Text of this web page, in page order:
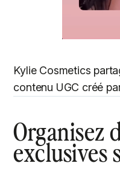
Kylie Cosmetics
contenu UGC créé
Organisez
exclusives